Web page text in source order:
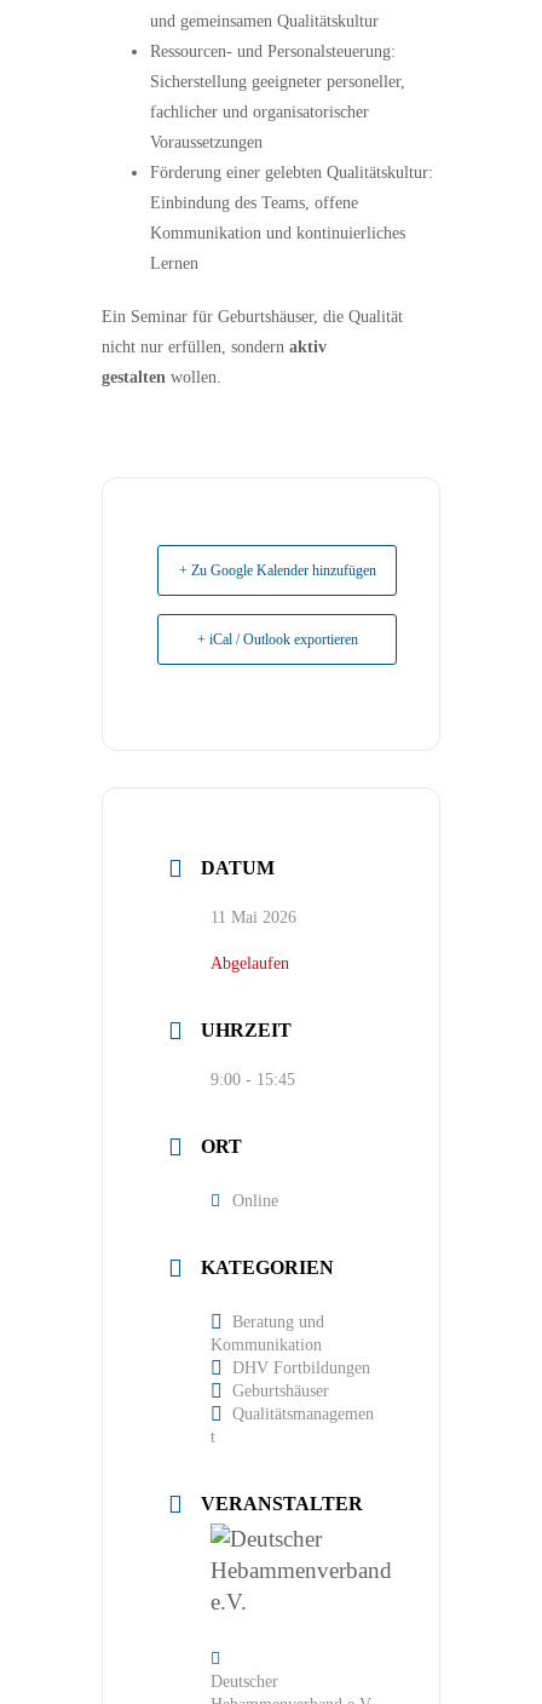
und gemeinsamen Qualitätskultur
Ressourcen‑ und Personalsteuerung:
Sicherstellung geeigneter personeller,
fachlicher und organisatorischer
Voraussetzungen
Förderung einer gelebten Qualitätskultur:
Einbindung des Teams, offene
Kommunikation und kontinuierliches
Lernen
Ein Seminar für Geburtshäuser, die Qualität
nicht nur erfüllen, sondern aktiv
gestalten wollen.
+ Zu Google Kalender hinzufügen
+ iCal / Outlook exportieren
DATUM
11 Mai 2026
Abgelaufen
UHRZEIT
9:00 - 15:45
ORT
Online
KATEGORIEN
Beratung und
Kommunikation
DHV Fortbildungen
Geburtshäuser
Qualitätsmanagemen
t
VERANSTALTER
Deutscher